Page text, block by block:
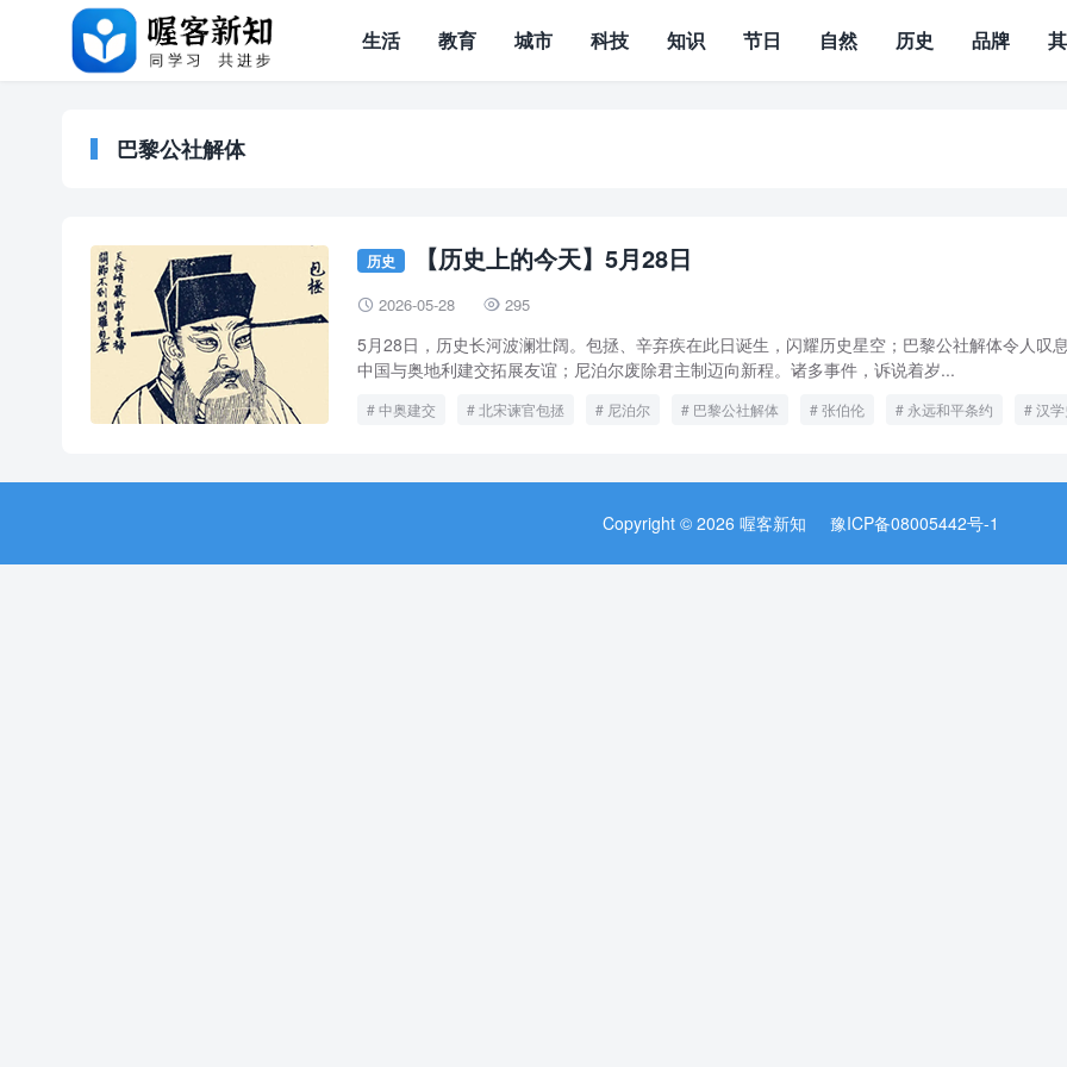
生活 教育 城市 科技 知识 节日 自然 历史 品牌
巴黎公社解体
历史 【历史上的今天】5月28日
 2026-05-28  295
5月28日，历史长河波澜壮阔。包拯、辛弃疾在此日诞生，闪耀历史星空；巴黎公社解体令人叹
中国与奥地利建交拓展友谊；尼泊尔废除君主制迈向新程。诸多事件，诉说着岁...
中奥建交 北宋谏官包拯 尼泊尔 巴黎公社解体 张伯伦 永远和平条约
汉
Copyright © 2026 喔客新知 豫ICP备08005442号-1